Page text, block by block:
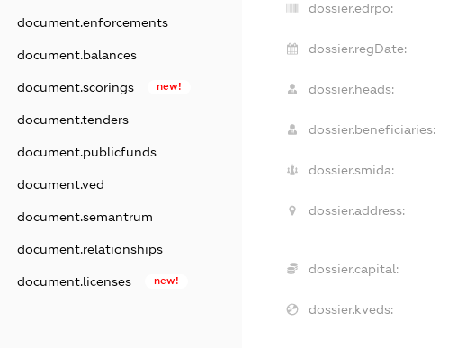
document.enforcements
document.balances
document.scorings new!
document.tenders
document.publicfunds
document.ved
document.semantrum
document.relationships
document.licenses new!
dossier.edrpo:
dossier.regDate:
dossier.heads:
dossier.beneficiaries:
dossier.smida:
dossier.address:
dossier.capital:
dossier.kveds: